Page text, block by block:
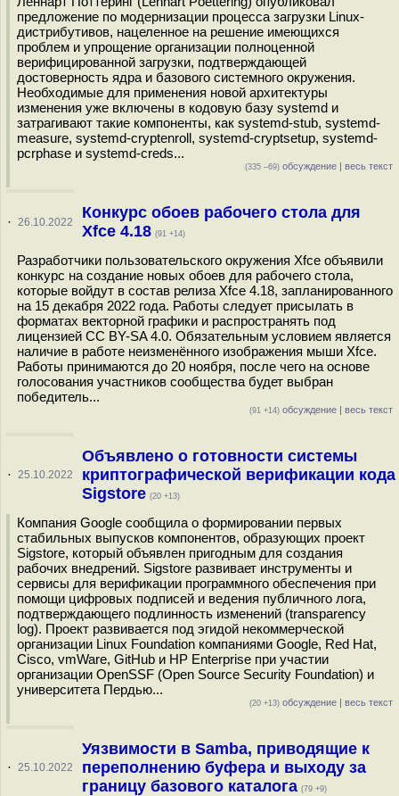
предложение по модернизации процесса загрузки Linux-
дистрибутивов, нацеленное на решение имеющихся
проблем и упрощение организации полноценной
верифицированной загрузки, подтверждающей
достоверность ядра и базового системного окружения.
Необходимые для применения новой архитектуры
изменения уже включены в кодовую базу systemd и
затрагивают такие компоненты, как systemd-stub, systemd-
measure, systemd-cryptenroll, systemd-cryptsetup, systemd-
pcrphase и systemd-creds...
(335 –69) обсуждение | весь текст
· 26.10.2022
Конкурс обоев рабочего стола для
Xfce 4.18 (91 +14)
Разработчики пользовательского окружения Xfce объявили
конкурс на создание новых обоев для рабочего стола,
которые войдут в состав релиза Xfce 4.18, запланированного
на 15 декабря 2022 года. Работы следует присылать в
форматах векторной графики и распространять под
лицензией CC BY-SA 4.0. Обязательным условием является
наличие в работе неизменённого изображения мыши Xfce.
Работы принимаются до 20 ноября, после чего на основе
голосования участников сообщества будет выбран
победитель...
(91 +14) обсуждение | весь текст
· 25.10.2022
Объявлено о готовности системы
криптографической верификации кода
Sigstore (20 +13)
Компания Google сообщила о формировании первых
стабильных выпусков компонентов, образующих проект
Sigstore, который объявлен пригодным для создания
рабочих внедрений. Sigstore развивает инструменты и
сервисы для верификации программного обеспечения при
помощи цифровых подписей и ведения публичного лога,
подтверждающего подлинность изменений (transparency
log). Проект развивается под эгидой некоммерческой
организации Linux Foundation компаниями Google, Red Hat,
Cisco, vmWare, GitHub и HP Enterprise при участии
организации OpenSSF (Open Source Security Foundation) и
университета Пердью...
(20 +13) обсуждение | весь текст
· 25.10.2022
Уязвимости в Samba, приводящие к
переполнению буфера и выходу за
границу базового каталога (79 +9)